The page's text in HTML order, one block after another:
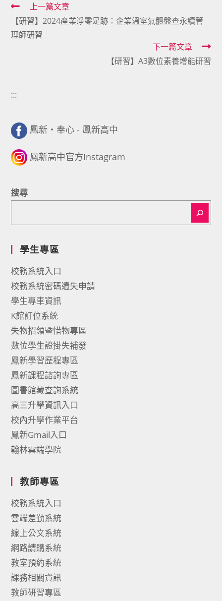
Read
more
articles
上一篇文章
【研習】2024產業淨零足跡：企業溫室氣體盤查永續管
理師研習
下一篇文章
【研習】A3數位素養增能研習
:::
鳳新・奉心 - 鳳新高中
鳳新高中官方Instagram
搜尋
學生專區
校務系統入口
校務系統密碼遺失申請
學生專車資訊
K館訂位系統
失物招領暨惜物專區
數位學生證掛失補發
鳳新學習歷程專區
鳳新課程諮詢專區
圖書館藏查詢系統
高三升學資訊入口
校內升學作業平台
鳳新Gmail入口
翰林雲端學院
教師專區
校務系統入口
雲端差勤系統
線上公文系統
網路請購系統
教室預約系統
課務相關資訊
教師研習專區